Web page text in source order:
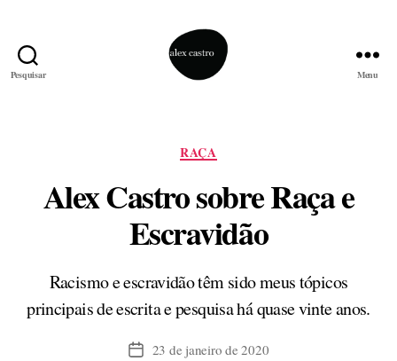
Pesquisar Menu
Categorias
RAÇA
Alex Castro sobre Raça e
Escravidão
Racismo e escravidão têm sido meus tópicos
principais de escrita e pesquisa há quase vinte anos.
Data23 de janeiro de 2020